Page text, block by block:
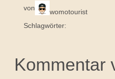
von
womotourist
Schlagwörter:
Kommentar